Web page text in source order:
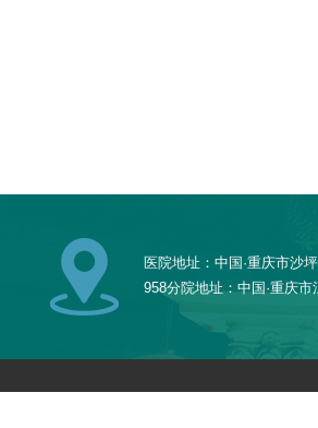
医院地址：中国·重庆市沙
958分院地址：中国·重庆